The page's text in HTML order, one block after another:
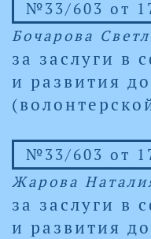
№33/603 от
Бочарова
за заслуги в
и развития
№33/603 от
Жарова
за заслуги в
и развития